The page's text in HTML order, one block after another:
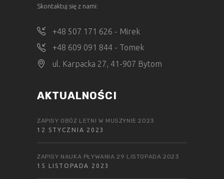
Skontaktuj się z nami:
+48 507 171 626 - Mirek
+48 609 091 844 - Tomek
ul. Karpacka 27, 41-907 Bytom
AKTUALNOŚCI
ZAPISY OBÓZ LETNI W MUSZYNIE 2023
12 STYCZNIA 2023
ZAPISY NAUKA PŁYWANIA 29 LISTOPADA 2023
15 LISTOPADA 2023